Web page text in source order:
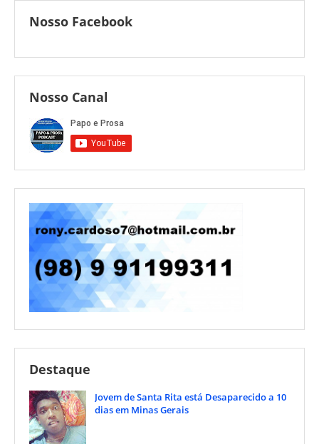
Nosso Facebook
Nosso Canal
Destaque
Jovem de Santa Rita está Desaparecido a 10
dias em Minas Gerais